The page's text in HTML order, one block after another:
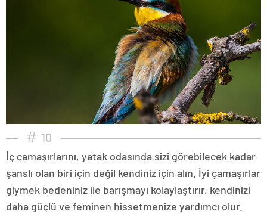
10
İç çamaşırlarını, yatak odasında sizi görebilecek kadar
şanslı olan biri için değil kendiniz için alın. İyi çamaşırlar
giymek bedeniniz ile barışmayı kolaylaştırır, kendinizi
daha güçlü ve feminen hissetmenize yardımcı olur.